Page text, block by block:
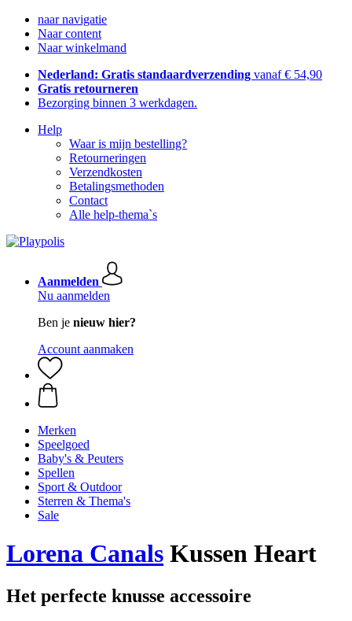
naar navigatie
Naar content
Naar winkelmand
Nederland: Gratis standaardverzending vanaf € 54,90
Gratis retourneren
Bezorging binnen 3 werkdagen.
Help
Waar is mijn bestelling?
Retourneringen
Verzendkosten
Betalingsmethoden
Contact
Alle help-thema`s
Aanmelden
Nu aanmelden
Ben je nieuw hier?
Account aanmaken
Merken
Speelgoed
Baby's & Peuters
Spellen
Sport & Outdoor
Sterren & Thema's
Sale
Lorena Canals Kussen Heart
Het perfecte knusse accessoire